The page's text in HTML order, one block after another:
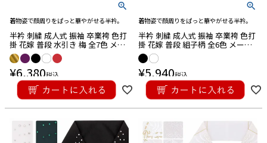
着物姿で顔周りをぱっと華やがせる半衿。
半衿 刺繍 成人式 振袖 卒業袴 色打
掛 花嫁 普段 水引き 梅 全7色 メー
ル便対応可
¥6,380税込
着物姿で顔周りをぱっと華やがせる半衿。
半衿 刺繍 成人式 振袖 卒業袴 色打
掛 花嫁 普段 組子柄 全6色 メール
便対応可
¥5,940税込